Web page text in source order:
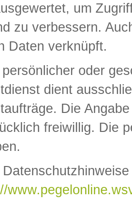
um
zu verbessern.
Daten verknüpft.
oder
dient
Die
freiwillig. Die